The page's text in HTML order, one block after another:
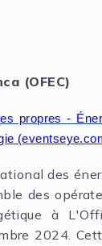
(OFEC)
propres -
des
des
à
2024.